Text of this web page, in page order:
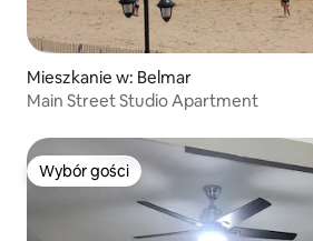
Mieszkanie w: Belmar
Main Street Studio Apartment
Wybór gości
Wybór gości